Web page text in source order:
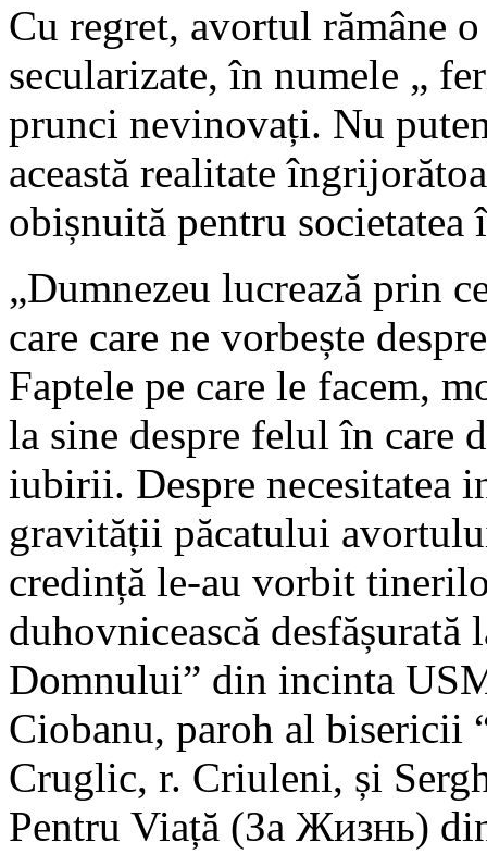
Cu regret, avortul rămâne
secularizate, în numele „
prunci nevinovați. Nu
această realitate
obișnuită pentru societatea
„Dumnezeu lucrează prin
care care ne vorbește
Faptele pe care le facem,
la sine despre felul în care
iubirii. Despre necesitatea
gravității păcatului
credință le-au vorbit
duhovnicească desfășurată
Domnului” din incinta
Ciobanu, paroh al bisericii
Cruglic, r. Criuleni, și
Pentru Viață (За Жизнь)